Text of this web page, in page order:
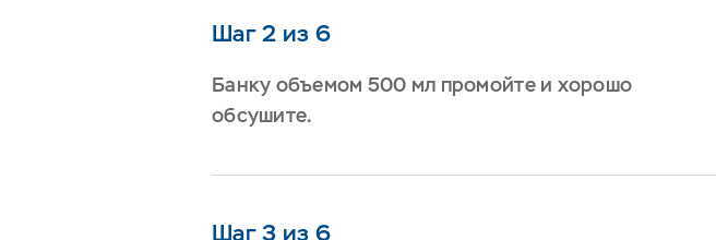
Шаг 2 из 6
Банку объемом 500 мл промойте и хорошо
обсушите.
Шаг 3 из 6